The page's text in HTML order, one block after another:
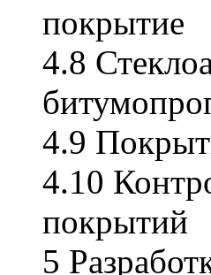
покрытие
4.8
4.9
4.10
покрытий
5